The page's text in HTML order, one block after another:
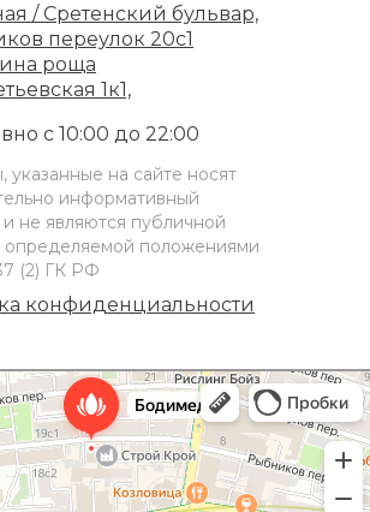
/ Сретенский бульвар,
переулок 20с1
роща
1к1,
с 10:00 до 22:00
указанные на сайте носят
информативный
и не являются публичной
определяемой положениями
(2) ГК РФ
конфиденциальности
и косметологии